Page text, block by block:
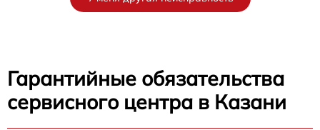
Гарантийные обязательства
сервисного центра в Казани